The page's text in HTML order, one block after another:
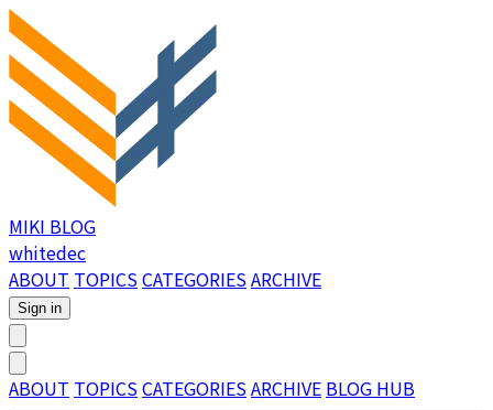
MIKI BLOG
whitedec
ABOUT TOPICSCATEGORIESARCHIVE
Sign in
ABOUT TOPICSCATEGORIESARCHIVE BLOG HUB